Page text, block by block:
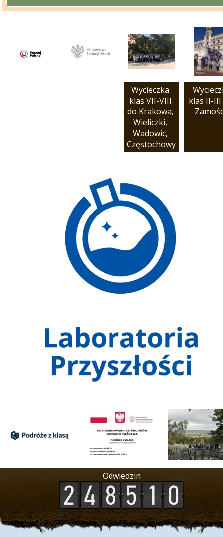
Wycieczka
klas VII-VIII
do Krakowa,
Wieliczki,
Wadowic,
Częstochowy
klas II-III
Odwiedzin